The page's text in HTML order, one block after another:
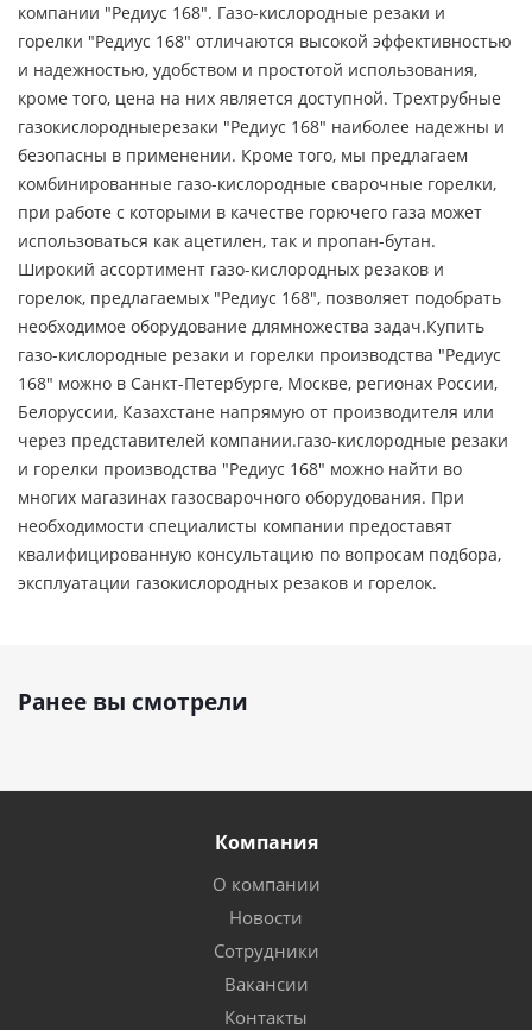
компании "Редиус 168". Газо-кислородные резаки и
горелки "Редиус 168" отличаются высокой эффективностью
и надежностью, удобством и простотой использования,
кроме того, цена на них является доступной. Трехтрубные
газокислородныерезаки "Редиус 168" наиболее надежны и
безопасны в применении. Кроме того, мы предлагаем
комбинированные газо-кислородные сварочные горелки,
при работе с которыми в качестве горючего газа может
использоваться как ацетилен, так и пропан-бутан.
Широкий ассортимент газо-кислородных резаков и
горелок, предлагаемых "Редиус 168", позволяет подобрать
необходимое оборудование длямножества задач.Купить
газо-кислородные резаки и горелки производства "Редиус
168" можно в Санкт-Петербурге, Москве, регионах России,
Белоруссии, Казахстане напрямую от производителя или
через представителей компании.газо-кислородные резаки
и горелки производства "Редиус 168" можно найти во
многих магазинах газосварочного оборудования. При
необходимости специалисты компании предоставят
квалифицированную консультацию по вопросам подбора,
эксплуатации газокислородных резаков и горелок.
Ранее вы смотрели
Компания
О компании
Новости
Сотрудники
Вакансии
Контакты